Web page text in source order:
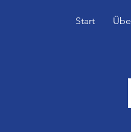
Start